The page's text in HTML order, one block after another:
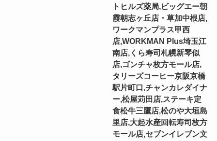
トヒルズ薬局,ビッグエー朝
霞朝志ヶ丘店・草加中根店,
ワークマンプラス甲西
店,WORKMAN Plus埼玉江
南店,くら寿司札幌新琴似
店,ゴンチャ枚方モール店,
タリーズコーヒー京阪京橋
駅片町口,チャンカレダイナ
ー,松屋苅田店,ステーキ定
食松牛三鷹店,松のや大垣島
里店,大起水産回転寿司枚方
モール店,セブンイレブン文